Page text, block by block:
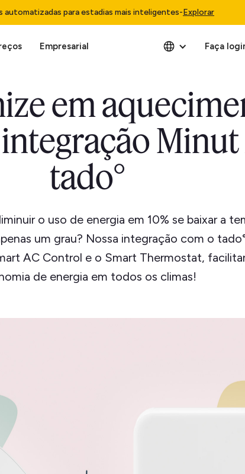
automatizadas para estadias mais inteligentes-Explorar
Empresarial Faça
em
tado°
o uso de energia em 10% se baixar a
um grau? Nossa integração com o
AC Control e o Smart Thermostat,
de energia em todos os climas!